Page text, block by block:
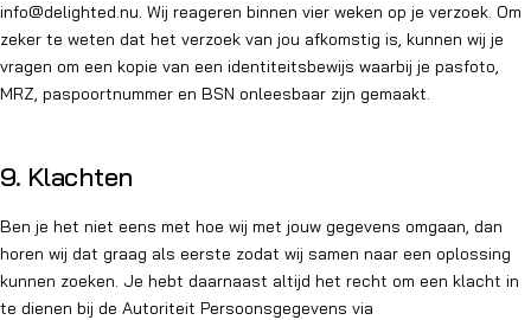
info@delighted.nu. Wij reageren binnen vier weken op je verzoek. Om
zeker te weten dat het verzoek van jou afkomstig is, kunnen wij je
vragen om een kopie van een identiteitsbewijs waarbij je pasfoto,
MRZ, paspoortnummer en BSN onleesbaar zijn gemaakt.
9. Klachten
Ben je het niet eens met hoe wij met jouw gegevens omgaan, dan
horen wij dat graag als eerste zodat wij samen naar een oplossing
kunnen zoeken. Je hebt daarnaast altijd het recht om een klacht in
te dienen bij de Autoriteit Persoonsgegevens via